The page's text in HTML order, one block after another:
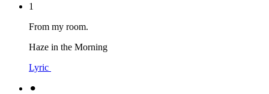
1
From my room.
Haze in the Morning
Lyric
⚫︎